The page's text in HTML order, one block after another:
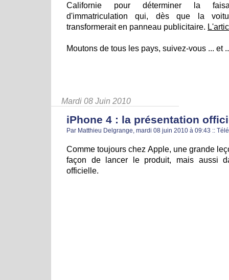
Californie pour déterminer la
d'immatriculation qui, dès que la
transformerait en panneau publicitaire.
Moutons de tous les pays, suivez-vous ... et
Mardi 08 Juin 2010
iPhone 4 : la présentation
Par Matthieu Delgrange, mardi 08 juin 2010 à 09:43 ::
Comme toujours chez Apple, une grande
façon de lancer le produit, mais aussi
officielle.